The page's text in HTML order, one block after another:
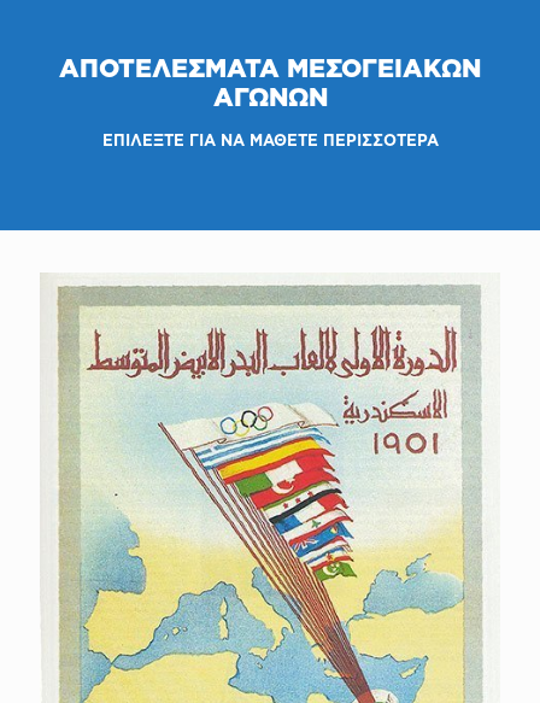
ΑΠΟΤΕΛΕΣΜΑΤΑ ΜΕΣΟΓΕΙΑΚΩΝ
ΑΓΩΝΩΝ
ΕΠΙΛΕΞΤΕ ΓΙΑ ΝΑ ΜΑΘΕΤΕ ΠΕΡΙΣΣΟΤΕΡΑ